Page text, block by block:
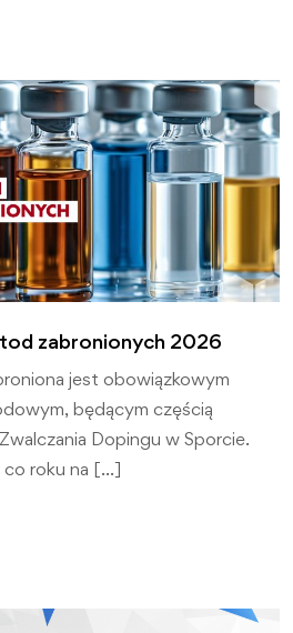
odpowiedzialność oraz
na rzecz czystego
wartości.
rok był czasem dobrej
w realizacji celów oraz poczucia
w sporcie, jak i poza nim.
zabronionych 2026
jest obowiązkowym
będącym częścią
Dopingu w Sporcie.
co roku na […]